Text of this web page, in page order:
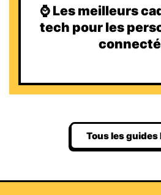
⌚️ Les meilleurs
tech pour les
Tous les guides